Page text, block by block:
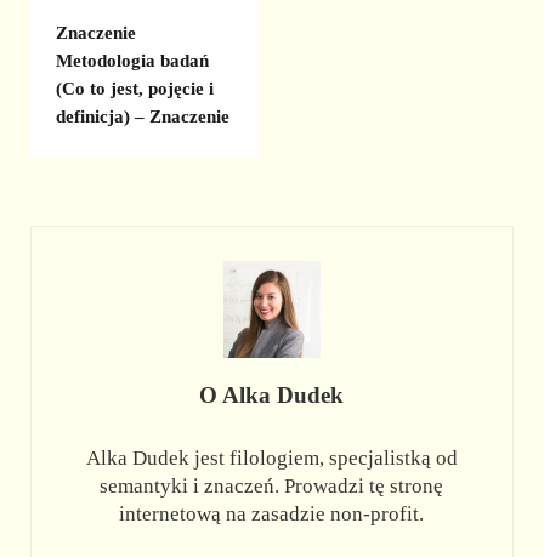
Znaczenie
Metodologia badań
(Co to jest, pojęcie i
definicja) – Znaczenie
OAlka Dudek
Alka Dudek jest filologiem, specjalistką od
semantyki i znaczeń. Prowadzi tę stronę
internetową na zasadzie non-profit.